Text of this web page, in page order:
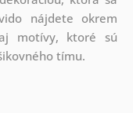
nájdete okrem
motívy, ktoré sú
tímu.